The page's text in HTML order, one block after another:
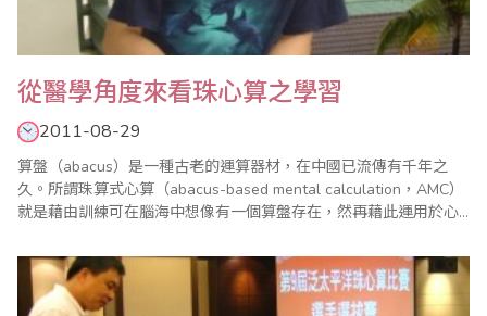
從醫學角度來看珠心算之學習
2011-08-29
算盤（abacus）是一種古老的運算器材，在中國已流傳有千年之
久。所謂珠算式心算（abacus-based mental calculation，AMC）
就是藉由訓練可在腦海中想像有一個算盤存在，然再藉此運用於心
教育已經從台灣小學生的正規教育中廢止多年，但是珠算式心算的
教育卻已悄悄在世界各國逐漸扎根，在數字計算及腦部潛能開發方
面逐漸展..